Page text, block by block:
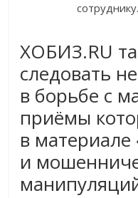
сотруднику.
ХОБИЗ.RU
следовать
в борьбе с
приёмы
в
и